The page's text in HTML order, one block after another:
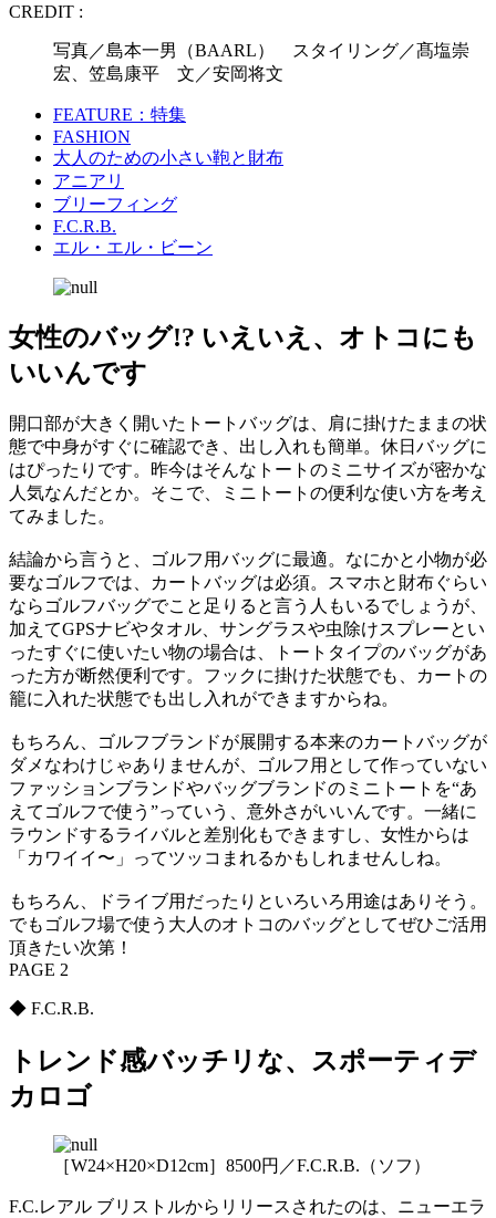
CREDIT :
写真／島本一男（BAARL） スタイリング／髙塩崇
宏、笠島康平 文／安岡将文
FEATURE：特集
FASHION
大人のための小さい鞄と財布
アニアリ
ブリーフィング
F.C.R.B.
エル・エル・ビーン
女性のバッグ!? いえいえ、オトコにも
いいんです
開口部が大きく開いたトートバッグは、肩に掛けたままの状
態で中身がすぐに確認でき、出し入れも簡単。休日バッグに
はぴったりです。昨今はそんなトートのミニサイズが密かな
人気なんだとか。そこで、ミニトートの便利な使い方を考え
てみました。
結論から言うと、ゴルフ用バッグに最適。なにかと小物が必
要なゴルフでは、カートバッグは必須。スマホと財布ぐらい
ならゴルフバッグでこと足りると言う人もいるでしょうが、
加えてGPSナビやタオル、サングラスや虫除けスプレーとい
ったすぐに使いたい物の場合は、トートタイプのバッグがあ
った方が断然便利です。フックに掛けた状態でも、カートの
籠に入れた状態でも出し入れができますからね。
もちろん、ゴルフブランドが展開する本来のカートバッグが
ダメなわけじゃありませんが、ゴルフ用として作っていない
ファッションブランドやバッグブランドのミニトートを“あ
えてゴルフで使う”っていう、意外さがいいんです。一緒に
ラウンドするライバルと差別化もできますし、女性からは
「カワイイ〜」ってツッコまれるかもしれませんしね。
もちろん、ドライブ用だったりといろいろ用途はありそう。
でもゴルフ場で使う大人のオトコのバッグとしてぜひご活用
頂きたい次第！
PAGE 2
◆ F.C.R.B.
トレンド感バッチリな、スポーティデ
カロゴ
［W24×H20×D12cm］8500円／F.C.R.B.（ソフ）
F.C.レアル ブリストルからリリースされたのは、ニューエラ